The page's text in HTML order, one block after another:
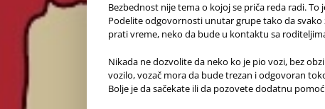
Bezbednost nije tema o kojoj se priča reda radi.
Podelite odgovornosti unutar grupe tako da
prati vreme, neko da bude u kontaktu sa
Nikada ne dozvolite da neko ko je pio vozi, bez
vozilo, vozač mora da bude trezan i odgovoran
Bolje je da sačekate ili da pozovete dodatnu